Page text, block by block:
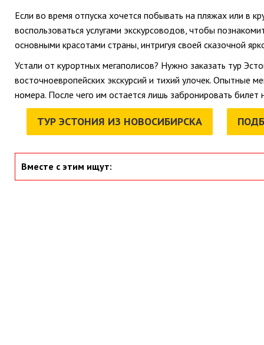
Если во время отпуска хочется побывать на пляжах или в
воспользоваться услугами экскурсоводов, чтобы
основными красотами страны, интригуя своей сказочной
Устали от курортных мегаполисов? Нужно заказать тур
восточноевропейских экскурсий и тихий улочек.
номера. После чего им остается лишь забронировать
ТУР ЭСТОНИЯ ИЗ НОВОСИБИРСКА
Вместе с этим ищут: